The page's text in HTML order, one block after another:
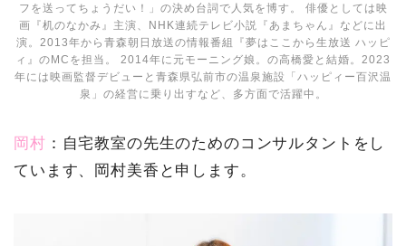
フを送ってちょうだい！」の決め台詞で人気を博す。 俳優としては映
画『机のなかみ』主演、NHK連続テレビ小説『あまちゃん』などに出
演。2013年から⻘森朝日放送の情報番組『夢はここから生放送 ハッピ
ィ』のMCを担当。 2014年に元モーニング娘。の高橋愛と結婚。2023
年には映画監督デビューと⻘森県弘前市の温泉施設「ハッピィー百沢温
泉」の経営に乗り出すなど、多方面で活躍中。
岡村 ：自宅教室の先生のためのコンサルタントをし
ています、岡村美香と申します。